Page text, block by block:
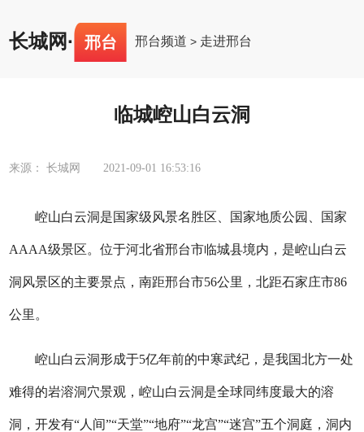
长城网· 邢台 邢台频道 > 走进邢台
临城崆山白云洞
来源： 长城网 2021-09-01 16:53:16
崆山白云洞是国家级风景名胜区、国家地质公园、国家
AAAA级景区。位于河北省邢台市临城县境内，是崆山白云
洞风景区的主要景点，南距邢台市56公里，北距石家庄市86
公里。
崆山白云洞形成于5亿年前的中寒武纪，是我国北方一处
难得的岩溶洞穴景观，崆山白云洞是全球同纬度最大的溶
洞，开发有“人间”“天堂”“地府”“龙宫”“迷宫”五个洞庭，洞内